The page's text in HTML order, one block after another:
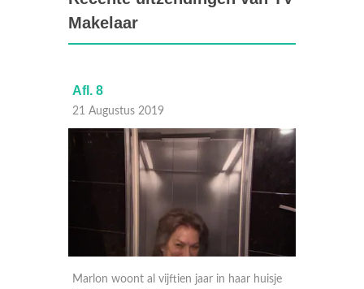
Makelaar
Afl. 8
21 Augustus 2019
Marlon woont al vijftien jaar in haar huisje